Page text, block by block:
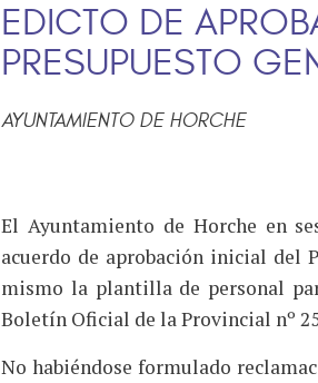
EDICTO DE
PRESUPUESTO
AYUNTAMIENTO DE HORCHE
El Ayuntamiento de Horche en
acuerdo de aprobación inicial del
mismo la plantilla de personal
Boletín Oficial de la Provincial nº
No habiéndose formulado